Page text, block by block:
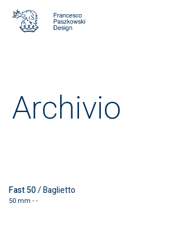
Archivio
Fast 50/ Baglietto
50 mm - -